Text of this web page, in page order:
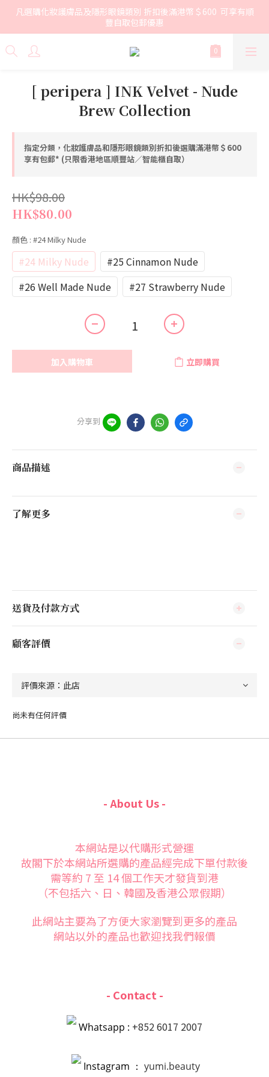
凡選購化妝護膚品及隱形眼鏡類別 折扣後滿港幣＄600  可享有順
豐自取包郵優惠
[ peripera ] INK Velvet - Nude
Brew Collection
指定分類，化妝護膚品和隱形眼鏡類別折扣後選購滿港幣＄600
享有包郵* (只限香港地區順豐站／智能櫃自取）
HK$98.00
HK$80.00
顏色 : #24 Milky Nude
#24 Milky Nude
#25 Cinnamon Nude
#26 Well Made Nude
#27 Strawberry Nude
加入購物車 立即購買
分享到
商品描述
了解更多
送貨及付款方式
顧客評價
尚未有任何評價
- About Us -
本網站是以代購形式營運
故閣下於本網站所選購的產品經完成下單付款後
需等約 7 至 14 個工作天才發貨到港
（不包括六、日、韓國及香港公眾假期）
此網站主要為了方便大家瀏覽到更多的產品
網站以外的產品也歡迎找我們報價
- Contact -
Whatsapp : +852 6017 2007
Instagram ： yumi.beauty